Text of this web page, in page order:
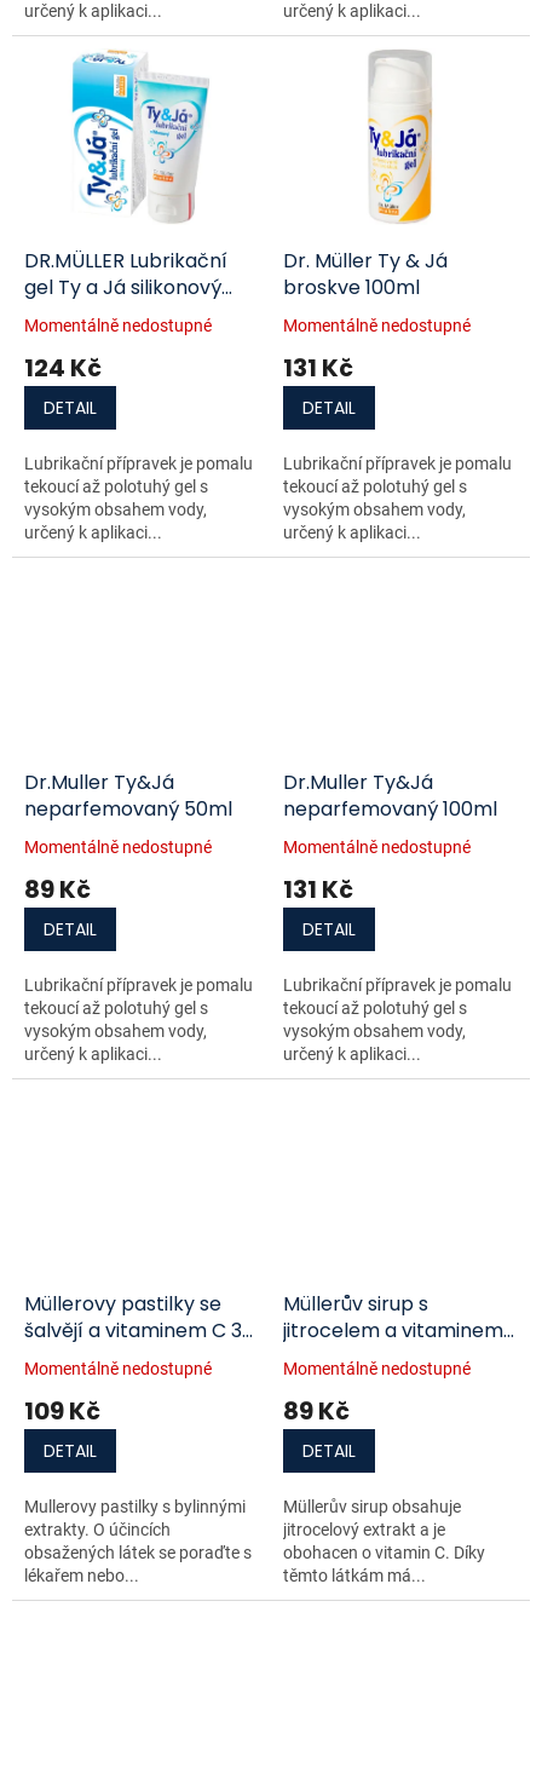
určený k aplikaci...
určený k aplikaci...
DR.MÜLLER Lubrikační
gel Ty a Já silikonový
50ml
Momentálně nedostupné
124 Kč
DETAIL
Lubrikační přípravek je pomalu
tekoucí až polotuhý gel s
vysokým obsahem vody,
určený k aplikaci...
Dr. Müller Ty & Já
broskve 100ml
Momentálně nedostupné
131 Kč
DETAIL
Lubrikační přípravek je pomalu
tekoucí až polotuhý gel s
vysokým obsahem vody,
určený k aplikaci...
Dr.Muller Ty&Já
neparfemovaný 50ml
Momentálně nedostupné
89 Kč
DETAIL
Lubrikační přípravek je pomalu
tekoucí až polotuhý gel s
vysokým obsahem vody,
určený k aplikaci...
Dr.Muller Ty&Já
neparfemovaný 100ml
Momentálně nedostupné
131 Kč
DETAIL
Lubrikační přípravek je pomalu
tekoucí až polotuhý gel s
vysokým obsahem vody,
určený k aplikaci...
Müllerovy pastilky se
šalvějí a vitaminem C 36
ks
Momentálně nedostupné
109 Kč
DETAIL
Mullerovy pastilky s bylinnými
extrakty. O účincích
obsažených látek se poraďte s
lékařem nebo...
Müllerův sirup s
jitrocelem a vitaminem
C 320 g
Momentálně nedostupné
89 Kč
DETAIL
Müllerův sirup obsahuje
jitrocelový extrakt a je
obohacen o vitamin C. Díky
těmto látkám má...